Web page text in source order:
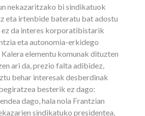
nekazaritzako bi sindikatuok
eta irtenbide bateratu bat adostu
ez da interes korporatibistarik
eta autonomia-erkidego
elementu komunak dituzten
ari da, prezio falta adibidez,
behar interesak desberdinak
besterik ez dago:
dago, hala nola Frantzian
sindikatuko presidentea,